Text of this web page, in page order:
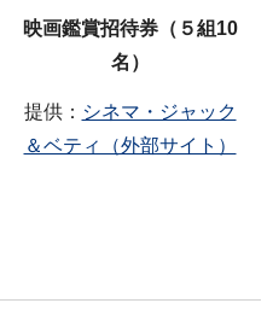
映画鑑賞招待券（５組10
名）
提供： シネマ・ジャック
＆ベティ（外部サイト）